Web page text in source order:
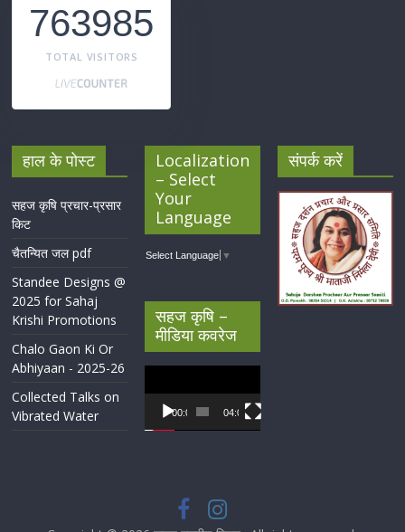
763985
TOTAL VISITORS
हाल के पोस्ट
सहज कृषि प्रचार-प्रसार
किट
चैतन्यित जल pdf
Standee Designs @
2025 for Sahaj
Krishi Promotions
Chalo Gaon Ki Or
Abhiyaan - 2025-26
Collected Talks on
Vibrated Water
Localization
– Select
Your
Language
Select Language ▼
सहज कृषि –
मीडिया कवरेज
Player
00:00 04:07
संपर्क करें